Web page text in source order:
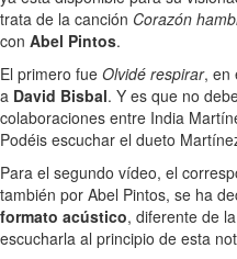
trata de la canción Corazón
con Abel Pintos.
El primero fue Olvidé respirar, en
a David Bisbal. Y es que no
colaboraciones entre India
Podéis escuchar el dueto
Para el segundo vídeo, el
también por Abel Pintos, se ha
formato acústico, diferente de
escucharla al principio de esta